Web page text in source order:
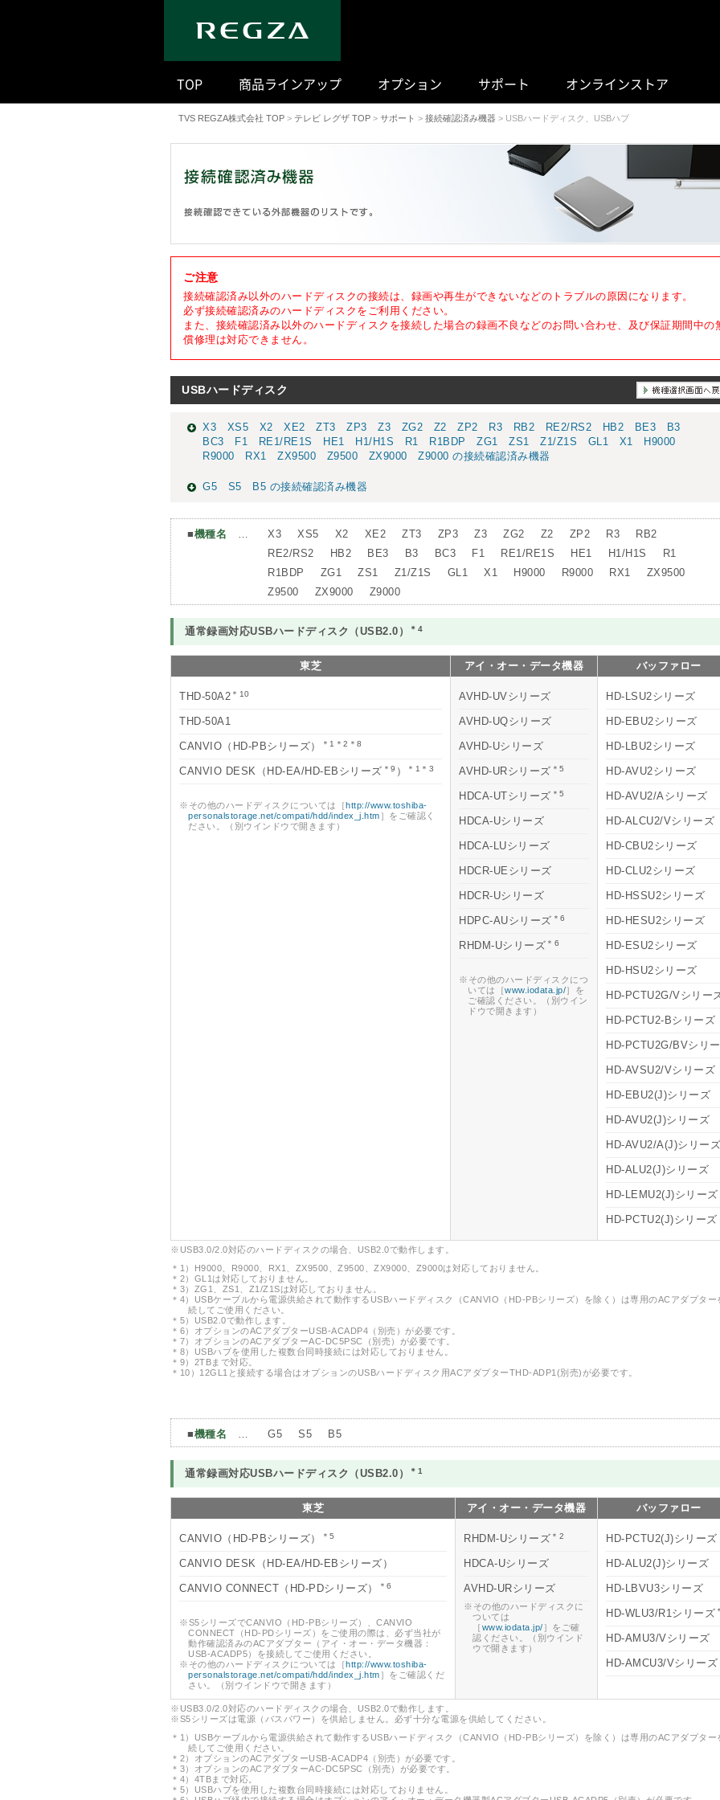
TOP 商品ラインアップ オプション サポート オンラインストア
TVS REGZA株式会社 TOP > テレビ レグザ TOP > サポート > 接続確認済み機器 > USBハードディスク、USBハブ
ご注意
接続確認済み以外のハードディスクの接続は、録画や再生ができないなどのトラブルの原因になります。
必ず接続確認済みのハードディスクをご利用ください。
また、接続確認済み以外のハードディスクを接続した場合の録画不良などのお問い合わせ、及び保証期間中の
償修理は対応できません。
USBハードディスク
X3 XS5 X2 XE2 ZT3 ZP3 Z3 ZG2 Z2 ZP2 R3 RB2 RE2/RS2 HB2 BE3 B3
BC3 F1 RE1/RE1S HE1 H1/H1S R1 R1BDP ZG1 ZS1 Z1/Z1S GL1 X1 H9000
R9000 RX1 ZX9500 Z9500 ZX9000 Z9000 の接続確認済み機器
G5 S5 B5 の接続確認済み機器
■機種名 … X3 XS5 X2 XE2 ZT3 ZP3 Z3 ZG2 Z2 ZP2 R3
RB2
RE2/RS2
HB2 BE3 B3 BC3 F1 RE1/RE1S HE1 H1/H1S
R1
R1BDP
ZG1 ZS1 Z1/Z1S GL1 X1 H9000 R9000 RX1
ZX9500
Z9500
ZX9000 Z9000
通常録画対応USBハードディスク（USB2.0） ＊4
東芝 アイ・オー・データ機器 バッファロー
THD-50A2 ＊10
THD-50A1
CANVIO（HD-PBシリーズ） ＊1＊2＊8
CANVIO DESK（HD-EA/HD-EBシリーズ ＊9 ） ＊1＊3
※その他のハードディスクについては［http://www.toshiba-
personalstorage.net/compati/hdd/index_j.htm ］をご確認く
ださい。（別ウインドウで開きます）
AVHD-UVシリーズ
AVHD-UQシリーズ
AVHD-Uシリーズ
AVHD-URシリーズ ＊5
HDCA-UTシリーズ ＊5
HDCA-Uシリーズ
HDCA-LUシリーズ
HDCR-UEシリーズ
HDCR-Uシリーズ
HDPC-AUシリーズ ＊6
RHDM-Uシリーズ ＊6
※その他のハードディスクにつ
いては［www.iodata.jp/］を
ご確認ください。（別ウイン
ドウで開きます）
HD-LSU2シリーズ
HD-EBU2シリーズ
HD-LBU2シリーズ
HD-AVU2シリーズ
HD-AVU2/Aシリーズ
HD-ALCU2/Vシリーズ
HD-CBU2シリーズ
HD-CLU2シリーズ
HD-HSSU2シリーズ
HD-HESU2シリーズ
HD-ESU2シリーズ
HD-HSU2シリーズ
HD-PCTU2G/Vシリー
HD-PCTU2-Bシリーズ
HD-PCTU2G/BVシリ
HD-AVSU2/Vシリーズ
HD-EBU2(J)シリーズ
HD-AVU2(J)シリーズ
HD-AVU2/A(J)シリーズ
HD-ALU2(J)シリーズ
HD-LEMU2(J)シリーズ
HD-PCTU2(J)シリーズ
※USB3.0/2.0対応のハードディスクの場合、USB2.0で動作します。
＊1）H9000、R9000、RX1、ZX9500、Z9500、ZX9000、Z9000は対応しておりません。
＊2）GL1は対応しておりません。
＊3）ZG1、ZS1、Z1/Z1Sは対応しておりません。
＊4）USBケーブルから電源供給されて動作するUSBハードディスク（CANVIO（HD-PBシリーズ）を除く）は専用のACアダプター
続してご使用ください。
＊5）USB2.0で動作します。
＊6）オプションのACアダプターUSB-ACADP4（別売）が必要です。
＊7）オプションのACアダプターAC-DC5PSC（別売）が必要です。
＊8）USBハブを使用した複数台同時接続には対応しておりません。
＊9）2TBまで対応。
＊10）12GL1と接続する場合はオプションのUSBハードディスク用ACアダプターTHD-ADP1(別売)が必要です。
■機種名 … G5 S5 B5
通常録画対応USBハードディスク（USB2.0） ＊1
東芝 アイ・オー・データ機器 バッファロー
CANVIO（HD-PBシリーズ） ＊5
CANVIO DESK（HD-EA/HD-EBシリーズ）
CANVIO CONNECT（HD-PDシリーズ） ＊6
※S5シリーズでCANVIO（HD-PBシリーズ）、CANVIO
CONNECT（HD-PDシリーズ）をご使用の際は、必ず当社が
動作確認済みのACアダプター（アイ・オー・データ機器：
USB-ACADP5）を接続してご使用ください。
※その他のハードディスクについては［http://www.toshiba-
personalstorage.net/compati/hdd/index_j.htm ］をご確認くだ
さい。（別ウインドウで開きます）
RHDM-Uシリーズ ＊2
HDCA-Uシリーズ
AVHD-URシリーズ
※その他のハードディスクに
ついては
［ www.iodata.jp/ ］をご確
認ください。（別ウインド
ウで開きます）
HD-PCTU2(J)シリーズ
HD-ALU2(J)シリーズ
HD-LBVU3シリーズ
HD-WLU3/R1シリーズ
HD-AMU3/Vシリーズ
HD-AMCU3/Vシリーズ
※USB3.0/2.0対応のハードディスクの場合、USB2.0で動作します。
※S5シリーズは電源（バスパワー）を供給しません。必ず十分な電源を供給してください。
＊1）USBケーブルから電源供給されて動作するUSBハードディスク（CANVIO（HD-PBシリーズ）を除く）は専用のACアダプター
続してご使用ください。
＊2）オプションのACアダプターUSB-ACADP4（別売）が必要です。
＊3）オプションのACアダプターAC-DC5PSC（別売）が必要です。
＊4）4TBまで対応。
＊5）USBハブを使用した複数台同時接続には対応しておりません。